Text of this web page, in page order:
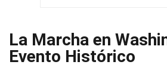
La Marcha en
Evento Histórico